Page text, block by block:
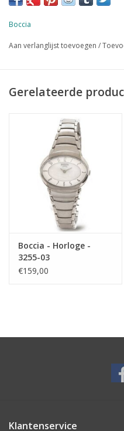
Boccia
Aan verlanglijst toevoegen /
Gerelateerde
Boccia - Horloge -
3255-03
€159,00
Klantenservice